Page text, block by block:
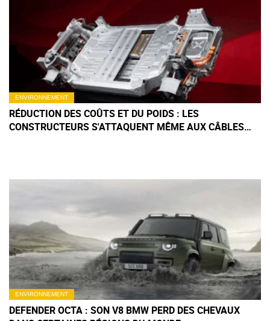
ENVIRONNEMENT
RÉDUCTION DES COÛTS ET DU POIDS : LES
CONSTRUCTEURS S'ATTAQUENT MÊME AUX CÂBLES
ENVIRONNEMENT
DEFENDER OCTA : SON V8 BMW PERD DES CHEVAUX